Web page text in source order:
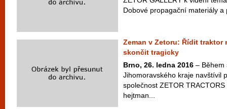
Dobové propagační materiály a
Zeman v Zetoru: Řídit traktor
skončit tragicky
Brno, 26. ledna 2016 – Během
Jihomoravského kraje navštívil
společnost ZETOR
hejtman...